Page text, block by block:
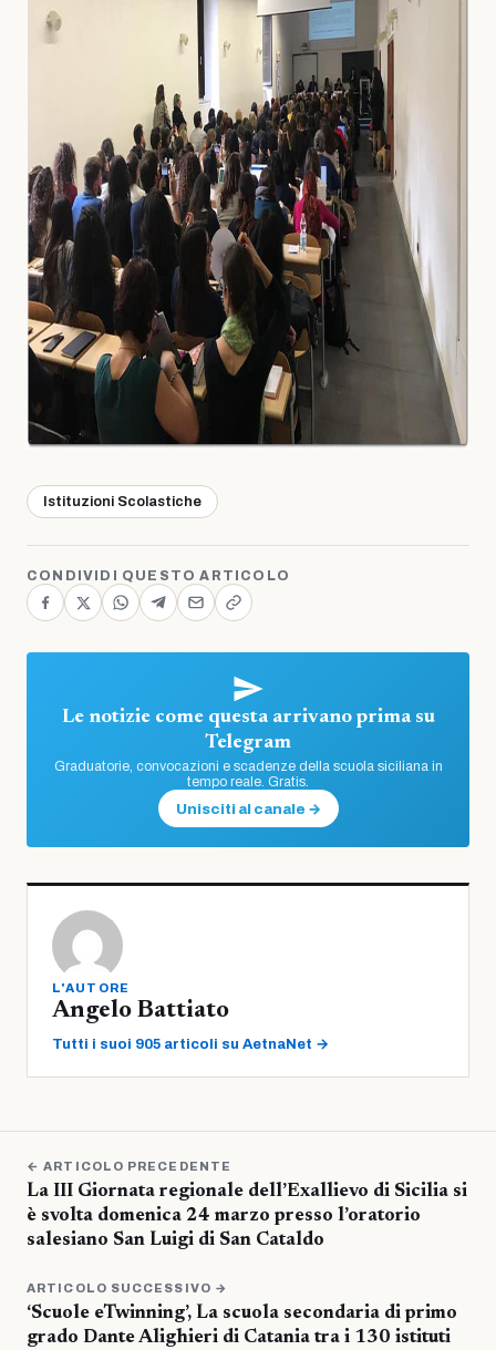
Istituzioni Scolastiche
CONDIVIDI QUESTO ARTICOLO
Le notizie come questa arrivano prima su
Telegram
Graduatorie, convocazioni e scadenze della scuola siciliana in
tempo reale. Gratis.
Unisciti al canale →
L'AUTORE
Angelo Battiato
Tutti i suoi 905 articoli su AetnaNet →
← ARTICOLO PRECEDENTE
La III Giornata regionale dell’Exallievo di Sicilia si
è svolta domenica 24 marzo presso l’oratorio
salesiano San Luigi di San Cataldo
ARTICOLO SUCCESSIVO →
‘Scuole eTwinning’, La scuola secondaria di primo
grado Dante Alighieri di Catania tra i 130 istituti